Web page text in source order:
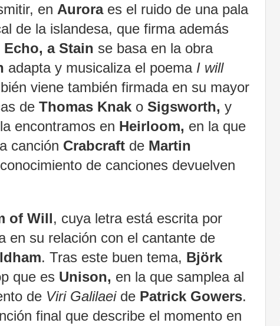
en Auroraes el ruido de una pala
de la islandesa, que firma además
Echo, a Stain se basa en la obra
adapta y musicaliza el poema I will
viene también firmada en su mayor
de Thomas Knak o Sigsworth, y
encontramos en Heirloom, en la que
canción Crabcraft de Martin
de canciones devuelven
of Will, cuya letra está escrita por
en su relación con el cantante de
. Tras este buen tema, Björk
que es Unison, en la que samplea al
de Viri Galilaeide Patrick Gowers.
final que describe el momento en